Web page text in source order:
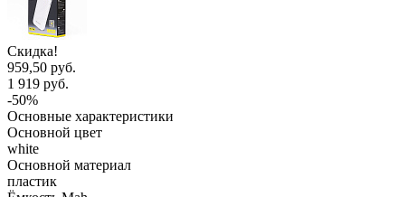
Скидка!
959,50 руб.
1 919 руб.
-50%
Основные характеристики
Основной цвет
white
Основной материал
пластик